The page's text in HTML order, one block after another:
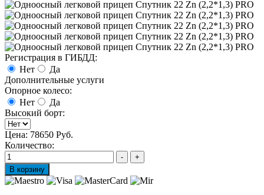
Регистрация в ГИБДД:
Нет
Да
Дополнительные услуги
Опорное колесо:
Нет
Да
Высокий борт:
Цена: 78650 Руб.
Количество: